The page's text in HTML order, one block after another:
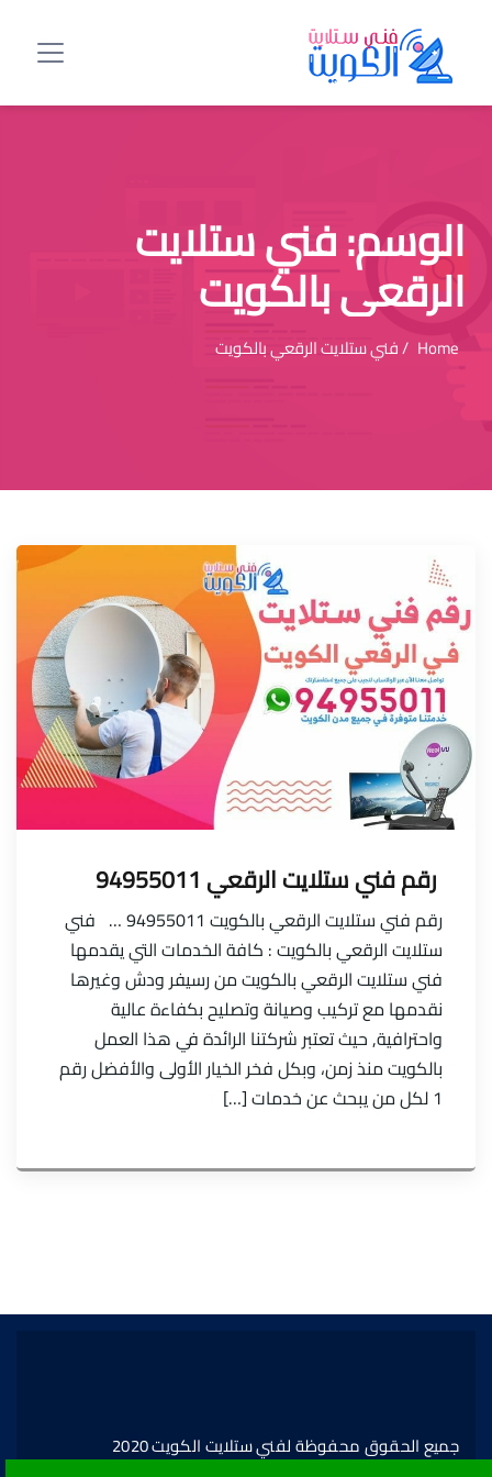
الوسم:فني ستلايت
الرقعي بالكويت
Home / فني ستلايت الرقعي بالكويت
رقم فني ستلايت الرقعي 94955011
رقم فني ستلايت الرقعي بالكويت 94955011 … فني
ستلايت الرقعي بالكويت : كافة الخدمات التي يقدمها
فني ستلايت الرقعي بالكويت من رسيفر ودش وغيرها
نقدمها مع تركيب وصيانة وتصليح بكفاءة عالية
واحترافية, حيث تعتبر شركتنا الرائدة في هذا العمل
بالكويت منذ زمن، وبكل فخر الخيار الأولى والأفضل رقم
1 لكل من يبحث عن خدمات […]
جميع الحقوق محفوظة لفني ستلايت الكويت 2020